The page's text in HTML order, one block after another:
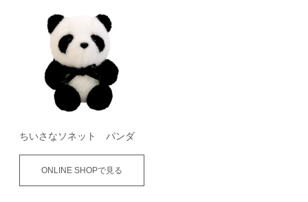
ちいさなソネット パンダ
ONLINE SHOPで見る